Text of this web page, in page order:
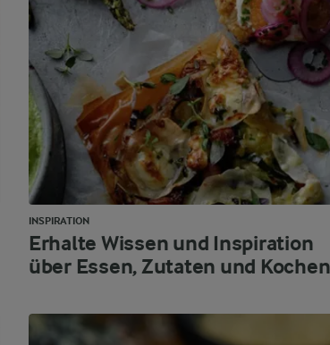
INSPIRATION
Erhalte Wissen und Inspiration
über Essen, Zutaten und Kochen